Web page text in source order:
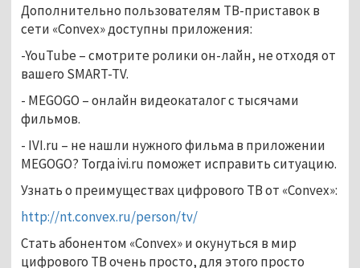
Дополнительно пользователям ТВ-приставок в
сети «Convex» доступны приложения:
-YouTube – смотрите ролики он-лайн, не отходя от
вашего SMART-TV.
- MEGOGO – онлайн видеокаталог с тысячами
фильмов.
- IVI.ru – не нашли нужного фильма в приложении
MEGOGO? Тогда ivi.ru поможет исправить ситуацию.
Узнать о преимуществах цифрового ТВ от «Convex»:
http://nt.convex.ru/person/tv/
Стать абонентом «Convex» и окунуться в мир
цифрового ТВ очень просто, для этого просто